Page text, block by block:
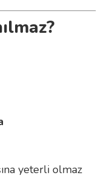
yeterli olmaz